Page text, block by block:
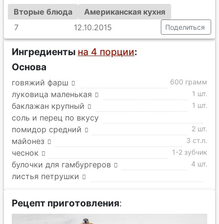
Вторые блюда
Американская кухня
7
12.10.2015 Поделиться
Ингредиенты на 4 порции:
Основа
говяжий фарш 600 грамм
луковица маленькая 1 шт.
баклажан крупный 1 шт.
соль и перец по вкусу
помидор средний
2 шт.
майонез 3 ст.л.
чеснок 1-2 зубчик
булочки для гамбургеров 4 шт.
листья петрушки
Рецепт приготовления: